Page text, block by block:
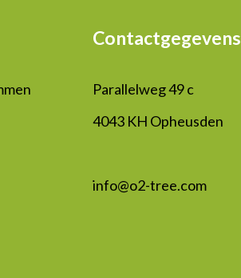
Contactgegevens
Parallelweg 49 c
4043 KH Opheusden
info@o2-tree.com